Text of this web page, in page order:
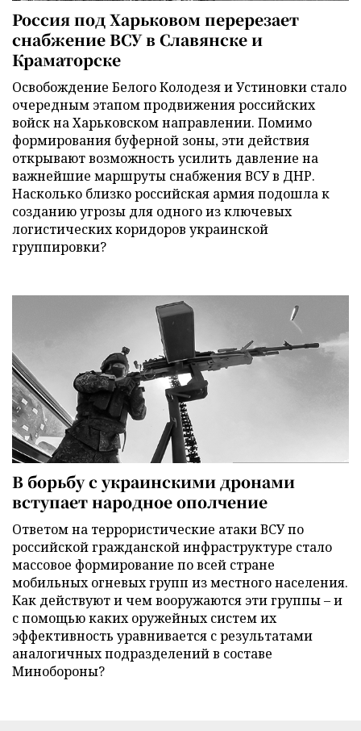
Россия под Харьковом перерезает
снабжение ВСУ в Славянске и
Краматорске
Освобождение Белого Колодезя и Устиновки стало
очередным этапом продвижения российских
войск на Харьковском направлении. Помимо
формирования буферной зоны, эти действия
открывают возможность усилить давление на
важнейшие маршруты снабжения ВСУ в ДНР.
Насколько близко российская армия подошла к
созданию угрозы для одного из ключевых
логистических коридоров украинской
группировки?
В борьбу с украинскими дронами
вступает народное ополчение
Ответом на террористические атаки ВСУ по
российской гражданской инфраструктуре стало
массовое формирование по всей стране
мобильных огневых групп из местного населения.
Как действуют и чем вооружаются эти группы – и
с помощью каких оружейных систем их
эффективность уравнивается с результатами
аналогичных подразделений в составе
Минобороны?